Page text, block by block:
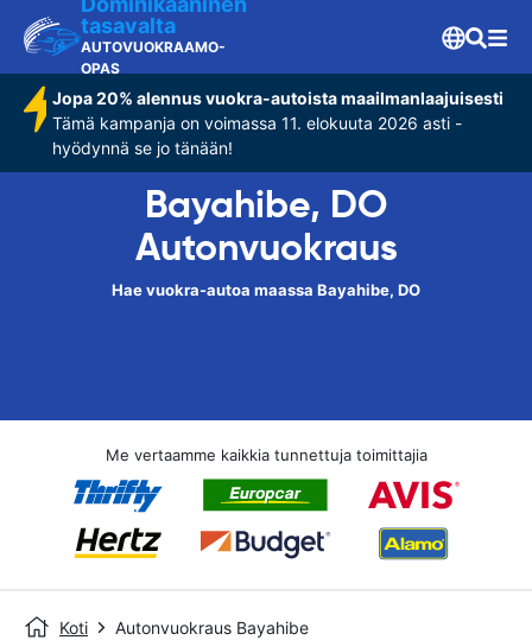
tasavalta
AUTOVUOKRAAMO-
OPAS
Jopa 20% alennus vuokra-autoista maailmanlaajuisesti
Tämä kampanja on voimassa 11. elokuuta 2026 asti -
hyödynnä se jo tänään!
Bayahibe, DO
Autonvuokraus
Hae vuokra-autoa maassa Bayahibe, DO
Me vertaamme kaikkia tunnettuja toimittajia
Koti Autonvuokraus Bayahibe